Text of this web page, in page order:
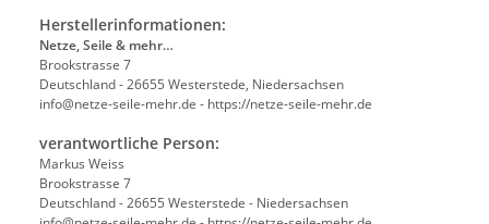
Herstellerinformationen:
Netze, Seile & mehr…
Brookstrasse 7
Deutschland - 26655 Westerstede, Niedersachsen
info@netze-seile-mehr.de - https://netze-seile-mehr.de
verantwortliche Person:
Markus Weiss
Brookstrasse 7
Deutschland - 26655 Westerstede - Niedersachsen